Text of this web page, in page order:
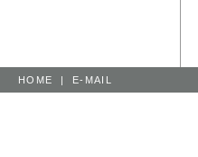
HOME | E-MAIL